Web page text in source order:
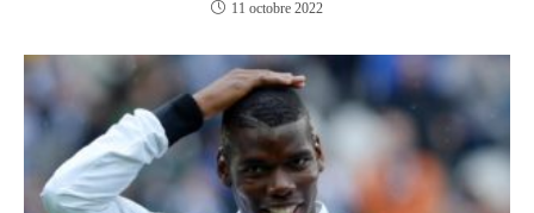
11 octobre 2022